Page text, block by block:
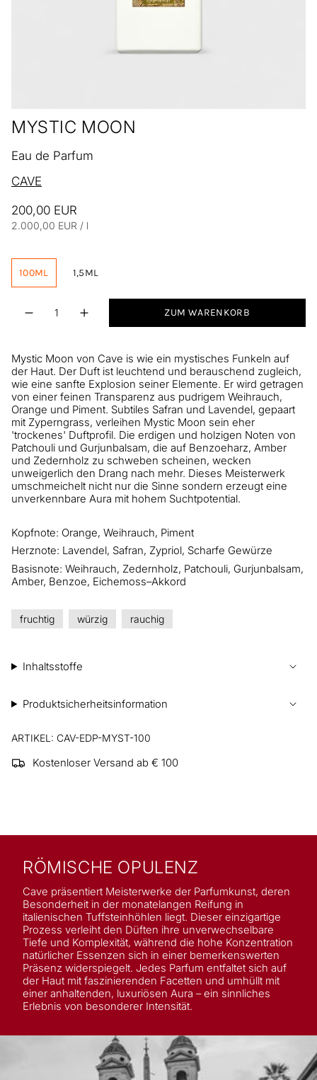
MYSTIC MOON
Eau de Parfum
CAVE
200,00 EUR
Einheitspreis
2.000,00 EUR /pro
l
100ML 1,5ML
ZUM WARENKORB
Mystic Moon von Cave is wie ein mystisches Funkeln auf
der Haut. Der Duft ist leuchtend und berauschend zugleich,
wie eine sanfte Explosion seiner Elemente. Er wird getragen
von einer feinen Transparenz aus pudrigem Weihrauch,
Orange und Piment. Subtiles Safran und Lavendel, gepaart
mit Zyperngrass, verleihen Mystic Moon sein eher
'trockenes' Duftprofil. Die erdigen und holzigen Noten von
Patchouli und Gurjunbalsam, die auf Benzoeharz, Amber
und Zedernholz zu schweben scheinen, wecken
unweigerlich den Drang nach mehr. Dieses Meisterwerk
umschmeichelt nicht nur die Sinne sondern erzeugt eine
unverkennbare Aura mit hohem Suchtpotential.
Kopfnote: Orange, Weihrauch, Piment
Herznote: Lavendel, Safran, Zypriol, Scharfe Gewürze
Basisnote: Weihrauch, Zedernholz, Patchouli, Gurjunbalsam,
Amber, Benzoe, Eichemoss–Akkord
fruchtig würzig rauchig
Inhaltsstoffe
Produktsicherheitsinformation
ARTIKEL: CAV-EDP-MYST-100
Kostenloser Versand ab € 100
RÖMISCHE OPULENZ
Cave präsentiert Meisterwerke der Parfumkunst, deren
Besonderheit in der monatelangen Reifung in
italienischen Tuffsteinhöhlen liegt. Dieser einzigartige
Prozess verleiht den Düften ihre unverwechselbare
Tiefe und Komplexität, während die hohe Konzentration
natürlicher Essenzen sich in einer bemerkenswerten
Präsenz widerspiegelt. Jedes Parfum entfaltet sich auf
der Haut mit faszinierenden Facetten und umhüllt mit
einer anhaltenden, luxuriösen Aura – ein sinnliches
Erlebnis von besonderer Intensität.